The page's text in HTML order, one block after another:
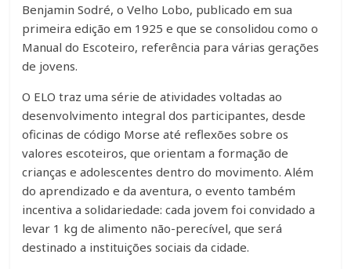
Benjamin Sodré, o Velho Lobo, publicado em sua
primeira edição em 1925 e que se consolidou como o
Manual do Escoteiro, referência para várias gerações
de jovens.
O ELO traz uma série de atividades voltadas ao
desenvolvimento integral dos participantes, desde
oficinas de código Morse até reflexões sobre os
valores escoteiros, que orientam a formação de
crianças e adolescentes dentro do movimento. Além
do aprendizado e da aventura, o evento também
incentiva a solidariedade: cada jovem foi convidado a
levar 1 kg de alimento não-perecível, que será
destinado a instituições sociais da cidade.